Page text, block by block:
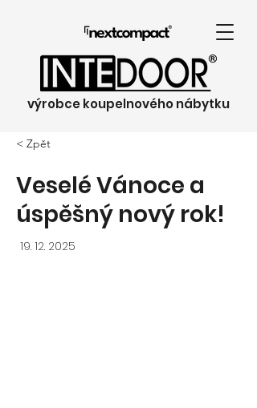
výrobce koupelnového nábytku
< Zpět
Veselé Vánoce a
úspěšný nový rok!
19. 12. 2025